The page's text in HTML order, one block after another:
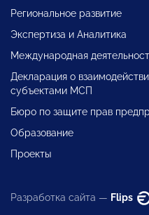
Региональное развитие
Экспертиза и Аналитика
Международная
Декларация о
субъектами МСП
Бюро по защите прав
Образование
Проекты
Разработка сайта — Flips